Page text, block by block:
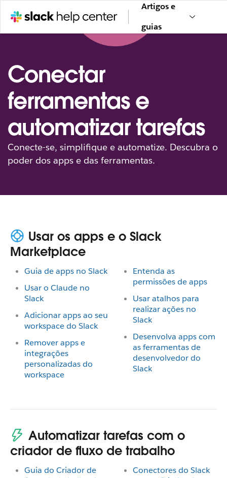
Artigos e
guias
Conectar
ferramentas e
automatizar tarefas
Conecte-se, simplifique e automatize. Descubra o
poder dos apps e das ferramentas.
Usar os apps e o Slack
Marketplace
Guia de apps no Slack
Usar o Claude no
Slack
Adicionar apps ao seu
workspace do Slack
Remover apps e
integrações
personalizadas do
workspace
Entenda as
permissões de apps
Usar atalhos para
realizar ações no
Slack
Desenvolva apps com
as ferramentas de
desenvolvedor do
Slack
Automatizar tarefas com o
criador de fluxo de trabalho
Guia do Criador de
Conectores do Slack